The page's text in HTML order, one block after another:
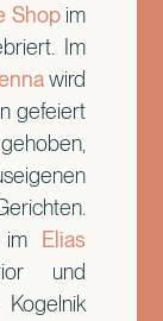
Shopim
Im
wird
gefeiert
im Elias
und